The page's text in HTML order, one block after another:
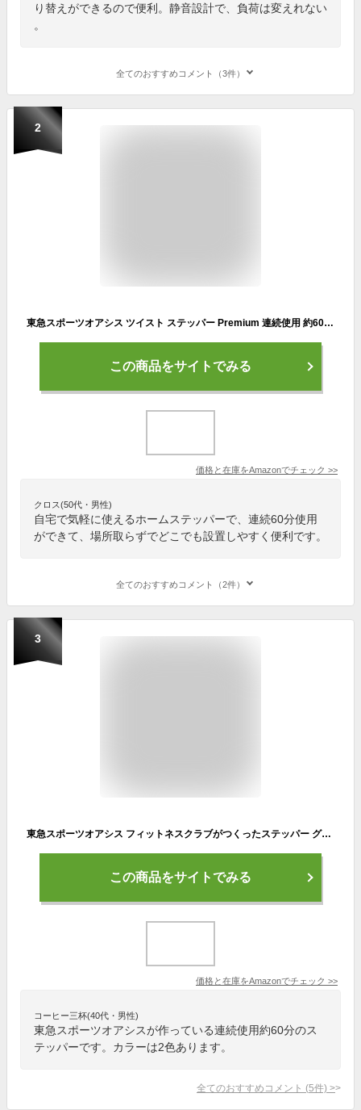
り替えができるので便利。静音設計で、負荷は変えれない
。
全てのおすすめコメント（3件）
2
東急スポーツオアシス ツイスト ステッパー Premium 連続使用 約60分 静音 SP-400 ブラック
この商品をサイトでみる
価格と在庫をAmazonでチェック >>
クロス(50代・男性)
自宅で気軽に使えるホームステッパーで、連続60分使用
ができて、場所取らずでどこでも設置しやすく便利です。
全てのおすすめコメント（2件）
3
東急スポーツオアシス フィットネスクラブがつくったステッパー グリーン SP-100
この商品をサイトでみる
価格と在庫をAmazonでチェック >>
コーヒー三杯(40代・男性)
東急スポーツオアシスが作っている連続使用約60分のス
テッパーです。カラーは2色あります。
全てのおすすめコメント (5件) >